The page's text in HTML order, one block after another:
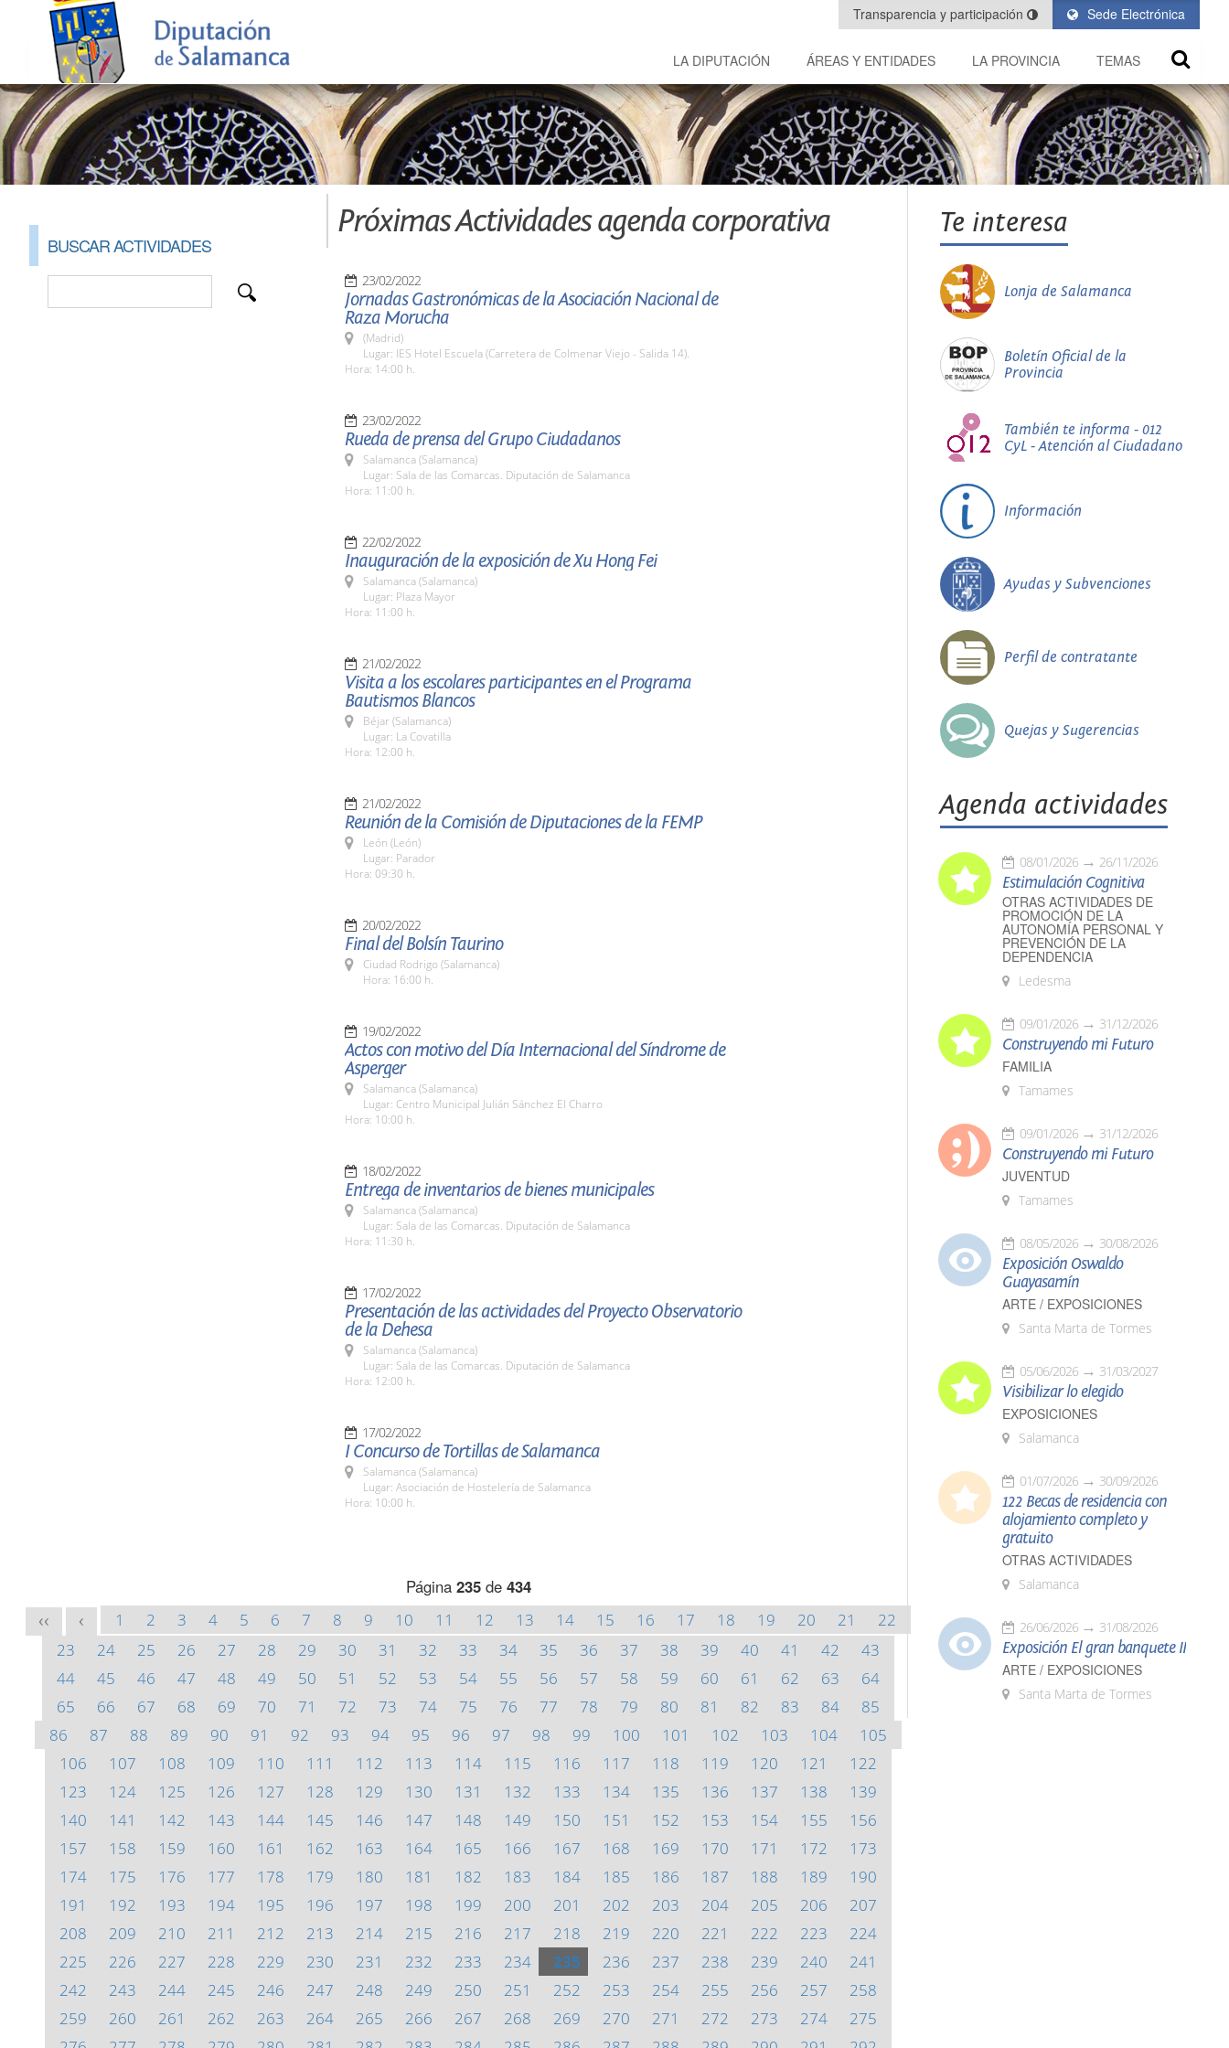
Sede Electrónica
Transparencia y participación
LA DIPUTACIÓN ÁREAS Y ENTIDADES LA PROVINCIA TEMAS
BUSCAR ACTIVIDADES
Próximas Actividades agenda corporativa
23/02/2022
Jornadas Gastronómicas de la Asociación Nacional de
Raza Morucha
(Madrid)
Lugar: IES Hotel Escuela (Carretera de Colmenar Viejo - Salida 14).
Hora: 14:00 h.
23/02/2022
Rueda de prensa del Grupo Ciudadanos
Salamanca (Salamanca)
Lugar: Sala de las Comarcas. Diputación de Salamanca
Hora: 11:00 h.
22/02/2022
Inauguración de la exposición de Xu Hong Fei
Salamanca (Salamanca)
Lugar: Plaza Mayor
Hora: 11:00 h.
21/02/2022
Visita a los escolares participantes en el Programa
Bautismos Blancos
Béjar (Salamanca)
Lugar: La Covatilla
Hora: 12:00 h.
21/02/2022
Reunión de la Comisión de Diputaciones de la FEMP
León (León)
Lugar: Parador
Hora: 09:30 h.
20/02/2022
Final del Bolsín Taurino
Ciudad Rodrigo (Salamanca)
Hora: 16:00 h.
19/02/2022
Actos con motivo del Día Internacional del Síndrome de
Asperger
Salamanca (Salamanca)
Lugar: Centro Municipal Julián Sánchez El Charro
Hora: 10:00 h.
18/02/2022
Entrega de inventarios de bienes municipales
Salamanca (Salamanca)
Lugar: Sala de las Comarcas. Diputación de Salamanca
Hora: 11:30 h.
17/02/2022
Presentación de las actividades del Proyecto Observatorio
de la Dehesa
Salamanca (Salamanca)
Lugar: Sala de las Comarcas. Diputación de Salamanca
Hora: 12:00 h.
17/02/2022
I Concurso de Tortillas de Salamanca
Salamanca (Salamanca)
Lugar: Asociación de Hostelería de Salamanca
Hora: 10:00 h.
Página 235de 434
<< < 1 2 3 4 5 6 7 8 9 10 11 12 13 14 15 16 17 18 19 20 21
22
23
24 25 26 27 28 29 30 31 32 33 34 35 36 37 38 39 40 41 42
43
44
45 46 47 48 49 50 51 52 53 54 55 56 57 58 59 60 61 62 63
64
65
66 67 68 69 70 71 72 73 74 75 76 77 78 79 80 81 82 83 84
85
86
87 88 89 90 91 92 93 94 95 96 97 98 99 100 101 102 103 104
105
106
107 108 109 110 111 112 113 114 115 116 117 118 119 120 121
122
123
124 125 126 127 128 129 130 131 132 133 134 135 136 137 138
139
140
141 142 143 144 145 146 147 148 149 150 151 152 153 154 155
156
157
158 159 160 161 162 163 164 165 166 167 168 169 170 171 172
173
174
175 176 177 178 179 180 181 182 183 184 185 186 187 188 189
190
191
192 193 194 195 196 197 198 199 200 201 202 203 204 205 206
207
208
209 210 211 212 213 214 215 216 217 218 219 220 221 222 223
224
225
226 227 228 229 230 231 232 233 234 235 236 237 238 239 240
241
242
243 244 245 246 247 248 249 250 251 252 253 254 255 256 257
258
259
260 261 262 263 264 265 266 267 268 269 270 271 272 273 274
275
Te interesa
Lonja de Salamanca
Boletín Oficial de la
Provincia
También te informa - 012
CyL - Atención al Ciudadano
Información
Ayudas y Subvenciones
Perfil de contratante
Quejas y Sugerencias
Agenda actividades
08/01/2026 26/11/2026
Estimulación Cognitiva
OTRAS ACTIVIDADES DE
PROMOCIÓN DE LA
AUTONOMÍA PERSONAL Y
PREVENCIÓN DE LA
DEPENDENCIA
Ledesma
09/01/2026 31/12/2026
Construyendo mi Futuro
FAMILIA
Tamames
09/01/2026 31/12/2026
Construyendo mi Futuro
JUVENTUD
Tamames
08/05/2026 30/08/2026
Exposición Oswaldo
Guayasamín
ARTE / EXPOSICIONES
Santa Marta de Tormes
05/06/2026 31/03/2027
Visibilizar lo elegido
EXPOSICIONES
Salamanca
01/07/2026 30/09/2026
122 Becas de residencia con
alojamiento completo y
gratuito
OTRAS ACTIVIDADES
Salamanca
26/06/2026 31/08/2026
Exposición El gran banquete II
ARTE / EXPOSICIONES
Santa Marta de Tormes